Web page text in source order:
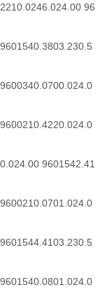
96
9601542.41